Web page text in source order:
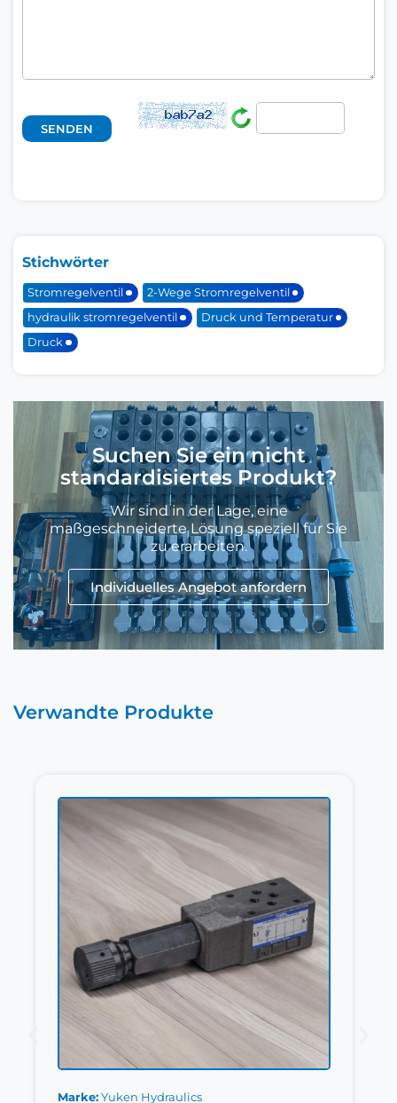
Stichwörter
Stromregelventil
2-Wege Stromregelventil
hydraulik stromregelventil
Druck und Temperatur
Druck
Suchen Sie ein nicht
standardisiertes Produkt?
Wir sind in der Lage, eine
maßgeschneiderte Lösung speziell für Sie
zu erarbeiten.
Individuelles Angebot anfordern
Verwandte Produkte
Marke Yuken Hydraulics